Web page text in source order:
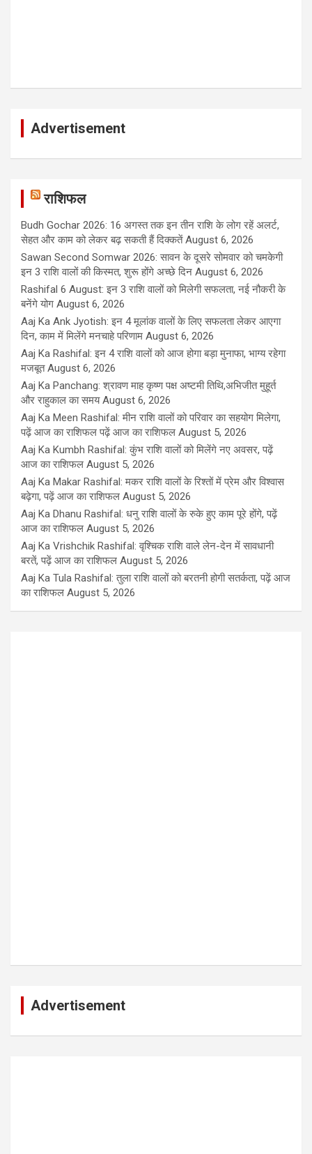
Advertisement
राशिफल
Budh Gochar 2026: 16 अगस्त तक इन तीन राशि के लोग रहें अलर्ट,
सेहत और काम को लेकर बढ़ सकती हैं दिक्कतें August 6, 2026
Sawan Second Somwar 2026: सावन के दूसरे सोमवार को चमकेगी
इन 3 राशि वालों की किस्मत, शुरू होंगे अच्छे दिन August 6, 2026
Rashifal 6 August: इन 3 राशि वालों को मिलेगी सफलता, नई नौकरी के
बनेंगे योग August 6, 2026
Aaj Ka Ank Jyotish: इन 4 मूलांक वालों के लिए सफलता लेकर आएगा
दिन, काम में मिलेंगे मनचाहे परिणाम August 6, 2026
Aaj Ka Rashifal: इन 4 राशि वालों को आज होगा बड़ा मुनाफा, भाग्य रहेगा
मजबूत August 6, 2026
Aaj Ka Panchang: श्रावण माह कृष्ण पक्ष अष्टमी तिथि,अभिजीत मुहूर्त
और राहुकाल का समय August 6, 2026
Aaj Ka Meen Rashifal: मीन राशि वालों को परिवार का सहयोग मिलेगा,
पढ़ें आज का राशिफल पढ़ें आज का राशिफल August 5, 2026
Aaj Ka Kumbh Rashifal: कुंभ राशि वालों को मिलेंगे नए अवसर, पढ़ें
आज का राशिफल August 5, 2026
Aaj Ka Makar Rashifal: मकर राशि वालों के रिश्तों में प्रेम और विश्वास
बढ़ेगा, पढ़ें आज का राशिफल August 5, 2026
Aaj Ka Dhanu Rashifal: धनु राशि वालों के रुके हुए काम पूरे होंगे, पढ़ें
आज का राशिफल August 5, 2026
Aaj Ka Vrishchik Rashifal: वृश्चिक राशि वाले लेन-देन में सावधानी
बरतें, पढ़ें आज का राशिफल August 5, 2026
Aaj Ka Tula Rashifal: तुला राशि वालों को बरतनी होगी सतर्कता, पढ़ें आज
का राशिफल August 5, 2026
Advertisement